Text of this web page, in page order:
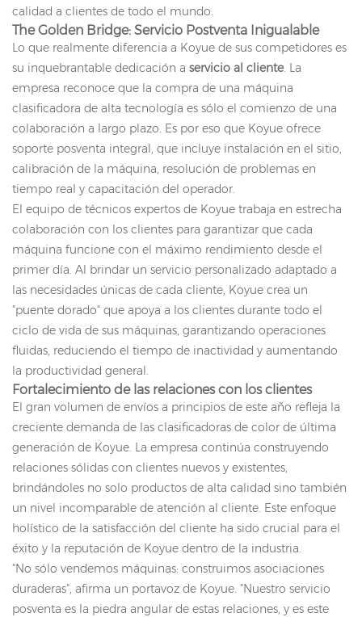
calidad a clientes de todo el mundo.
The Golden Bridge: Servicio Postventa Inigualable
Lo que realmente diferencia a Koyue de sus competidores es
su inquebrantable dedicación a servicio al cliente. La
empresa reconoce que la compra de una máquina
clasificadora de alta tecnología es sólo el comienzo de una
colaboración a largo plazo. Es por eso que Koyue ofrece
soporte posventa integral, que incluye instalación en el sitio,
calibración de la máquina, resolución de problemas en
tiempo real y capacitación del operador.
El equipo de técnicos expertos de Koyue trabaja en estrecha
colaboración con los clientes para garantizar que cada
máquina funcione con el máximo rendimiento desde el
primer día. Al brindar un servicio personalizado adaptado a
las necesidades únicas de cada cliente, Koyue crea un
"puente dorado" que apoya a los clientes durante todo el
ciclo de vida de sus máquinas, garantizando operaciones
fluidas, reduciendo el tiempo de inactividad y aumentando
la productividad general.
Fortalecimiento de las relaciones con los clientes
El gran volumen de envíos a principios de este año refleja la
creciente demanda de las clasificadoras de color de última
generación de Koyue. La empresa continúa construyendo
relaciones sólidas con clientes nuevos y existentes,
brindándoles no solo productos de alta calidad sino también
un nivel incomparable de atención al cliente. Este enfoque
holístico de la satisfacción del cliente ha sido crucial para el
éxito y la reputación de Koyue dentro de la industria.
"No sólo vendemos máquinas: construimos asociaciones
duraderas", afirma un portavoz de Koyue. "Nuestro servicio
posventa es la piedra angular de estas relaciones, y es este